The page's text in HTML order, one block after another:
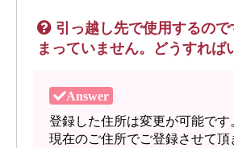
引っ越し先で使用するの
まっていません。どうすれば
登録した住所は変更が可能です
現在のご住所でご登録させて頂